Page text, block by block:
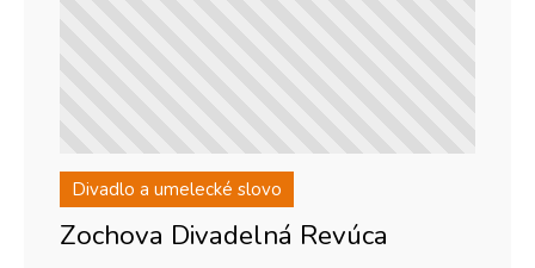
Divadlo a umelecké slovo
Zochova Divadelná Revúca